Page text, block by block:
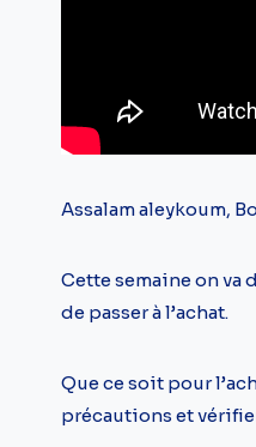
Assalam aleykoum,
Cette semaine on
de passer à l’achat.
Que ce soit pour
précautions et